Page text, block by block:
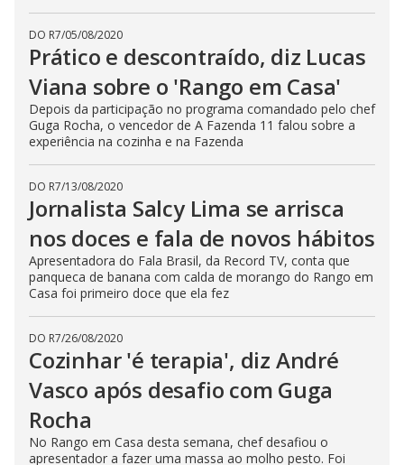
DO R7/05/08/2020
Prático e descontraído, diz Lucas
Viana sobre o 'Rango em Casa'
Depois da participação no programa comandado pelo chef
Guga Rocha, o vencedor de A Fazenda 11 falou sobre a
experiência na cozinha e na Fazenda
DO R7/13/08/2020
Jornalista Salcy Lima se arrisca
nos doces e fala de novos hábitos
Apresentadora do Fala Brasil, da Record TV, conta que
panqueca de banana com calda de morango do Rango em
Casa foi primeiro doce que ela fez
DO R7/26/08/2020
Cozinhar 'é terapia', diz André
Vasco após desafio com Guga
Rocha
No Rango em Casa desta semana, chef desafiou o
apresentador a fazer uma massa ao molho pesto. Foi